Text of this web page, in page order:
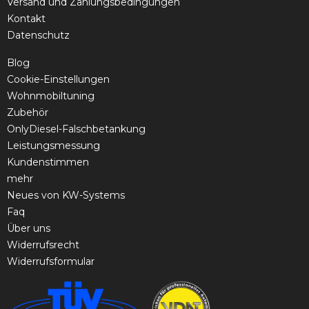
Kontakt
Datenschutz
Blog
Cookie-Einstellungen
Wohnmobiltuning
Zubehör
OnlyDiesel-Falschbetankung
Leistungsmessung
Kundenstimmen
mehr
Neues von KW-Systems
Faq
Über uns
Widerrufsrecht
Widerrufsformular